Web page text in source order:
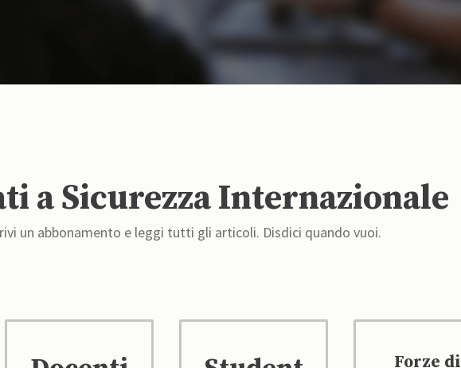
a Sicurezza Internazionale
un abbonamento e leggi tutti gli articoli. Disdici quando vuoi.
Forze di